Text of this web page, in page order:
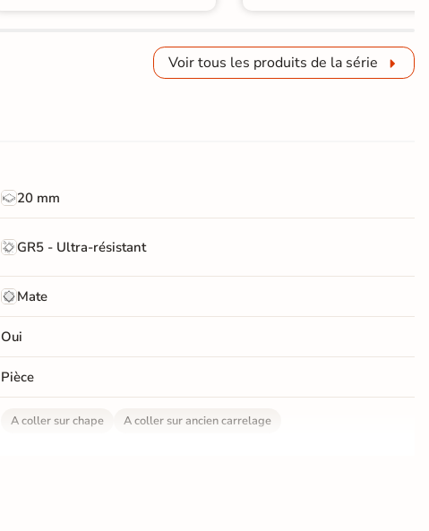
Voir tous les produits de la série
20 mm
GR5 - Ultra-résistant
Mate
Oui
Pièce
A coller sur chape A coller sur ancien carrelage